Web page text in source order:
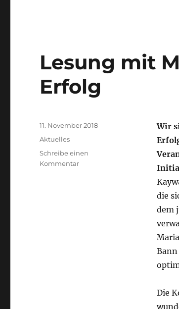
Lesung mit
Erfolg
Wir
die
dem
Bann
Die
Veröffentlicht
am
11. November 2018
Kategorien
Aktuelles
Schreibe einen
Kommentarzu